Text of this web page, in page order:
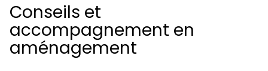
Conseils et
accompagnement en
aménagement